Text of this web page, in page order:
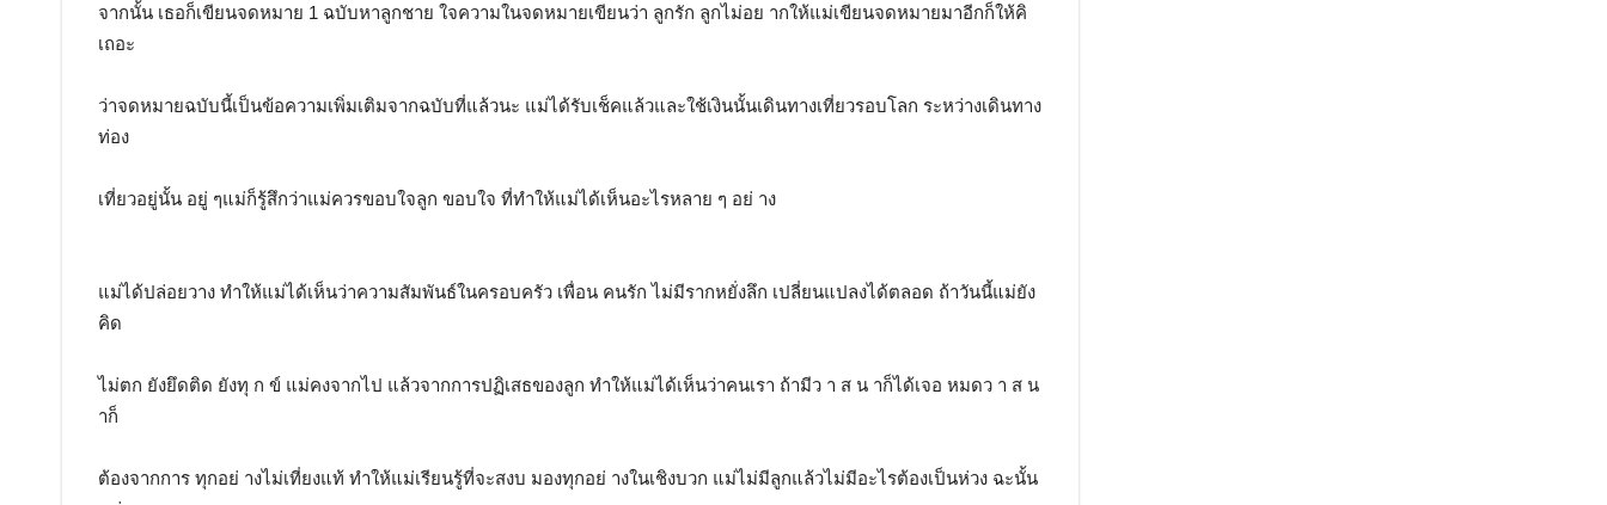
จากนั้น เธอก็เขียนจดหมาย 1 ฉบับหาลูกชาย ใจความในจดหมายเขียนว่า ลูกรัก ลูกไม่อย ากให้แม่เขียนจดหมายมาอีกก็ให้คิ
เถอะ
ว่าจดหมายฉบับนี้เป็นข้อความเพิ่มเติมจากฉบับที่แล้วนะ แม่ได้รับเช็คแล้วและใช้เงินนั้นเดินทางเที่ยวรอบโลก ระหว่างเดินทาง
ท่อง
เที่ยวอยู่นั้น อยู่ ๆแม่ก็รู้สึกว่าแม่ควรขอบใจลูก ขอบใจ ที่ทำให้แม่ได้เห็นอะไรหลาย ๆ อย่ าง
แม่ได้ปล่อยวาง ทำให้แม่ได้เห็นว่าความสัมพันธ์ในครอบครัว เพื่อน คนรัก ไม่มีรากหยั่งลึก เปลี่ยนแปลงได้ตลอด ถ้าวันนี้แม่ยัง
คิด
ไม่ตก ยังยึดติด ยังทุ ก ข์ แม่คงจากไป แล้วจากการปฏิเสธของลูก ทำให้แม่ได้เห็นว่าคนเรา ถ้ามีว า ส น าก็ได้เจอ หมดว า ส น
าก็
ต้องจากการ ทุกอย่ างไม่เที่ยงแท้ ทำให้แม่เรียนรู้ที่จะสงบ มองทุกอย่ างในเชิงบวก แม่ไม่มีลูกแล้วไม่มีอะไรต้องเป็นห่วง ฉะนั้น